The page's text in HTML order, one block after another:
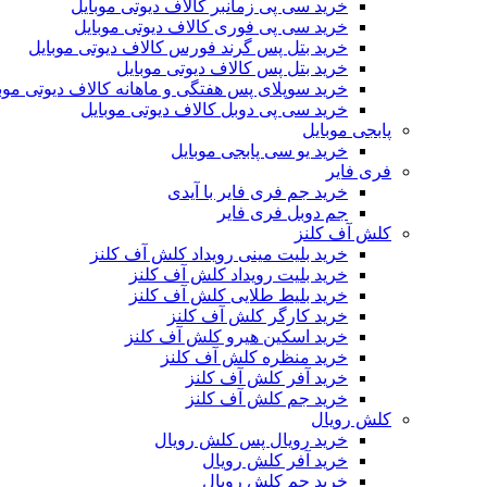
خرید سی پی زمانبر کالاف دیوتی موبایل
خرید سی پی فوری کالاف دیوتی موبایل
خرید بتل پس گرند فورس کالاف دیوتی موبایل
خرید بتل پس کالاف دیوتی موبایل
خرید سوپلای پس هفتگی و ماهانه کالاف دیوتی
خرید سی پی دوبل کالاف دیوتی موبایل
پابجی موبایل
خرید یو سی پابجی موبایل
فری فایر
خرید جم فری فایر با آیدی
جم دوبل فری فایر
کلش آف کلنز
خرید بلیت مینی رویداد کلش آف کلنز
خرید بلیت رویداد کلش آف کلنز
خرید بلیط طلایی کلش آف کلنز
خرید کارگر کلش آف کلنز
خرید اسکین هیرو کلش آف کلنز
خرید منظره کلش آف کلنز
خرید آفر کلش آف کلنز
خرید جم کلش آف کلنز
کلش رویال
خرید رویال پس کلش رویال
خرید آفر کلش رویال
خرید جم کلش رویال